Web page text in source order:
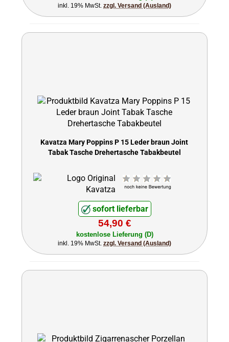
inkl. 19% MwSt. zzgl. Versand (Ausland)
Kavatza Mary Poppins P 15 Leder braun Joint
Tabak Tasche Drehertasche Tabakbeutel
sofort lieferbar
54,90 €
kostenlose Lieferung (D)
inkl. 19% MwSt. zzgl. Versand (Ausland)